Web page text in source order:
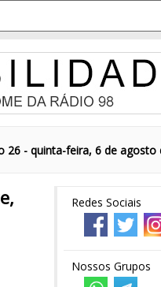
26 - quinta-feira, 6 de agosto
Redes Sociais
Nossos Grupos